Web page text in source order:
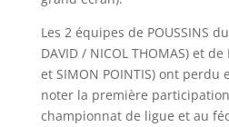
Les 2 équipes de POUSSINS
DAVID / NICOL THOMAS) et de
et SIMON POINTIS) ont perdu
noter la première
championnat de ligue et au